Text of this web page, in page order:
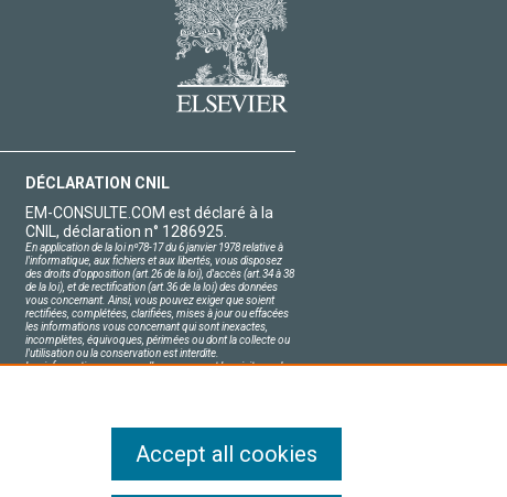
DÉCLARATION CNIL
EM-CONSULTE.COM est déclaré à la
CNIL, déclaration n° 1286925.
En application de la loi nº78-17 du 6 janvier 1978 relative à
l'informatique, aux fichiers et aux libertés, vous disposez
des droits d'opposition (art.26 de la loi), d'accès (art.34 à 38
de la loi), et de rectification (art.36 de la loi) des données
vous concernant. Ainsi, vous pouvez exiger que soient
rectifiées, complétées, clarifiées, mises à jour ou effacées
les informations vous concernant qui sont inexactes,
incomplètes, équivoques, périmées ou dont la collecte ou
l'utilisation ou la conservation est interdite.
Les informations personnelles concernant les visiteurs de
Accept all cookies